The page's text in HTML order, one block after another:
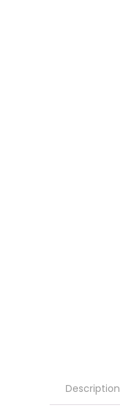
Description